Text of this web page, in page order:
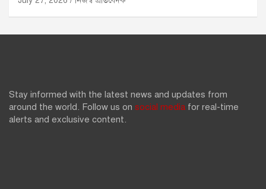
Stay informed with the latest news and updates from
around the world. Follow us on social media for real-time
alerts and exclusive content.